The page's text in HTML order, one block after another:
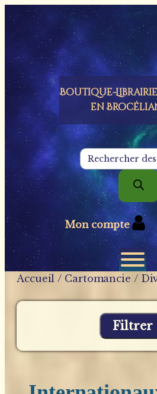
Panneau de gestion des cookies
Boutique-
en
Recherche
de
produits
Mon compte
Accueil / Cartomancie /
Filtrer